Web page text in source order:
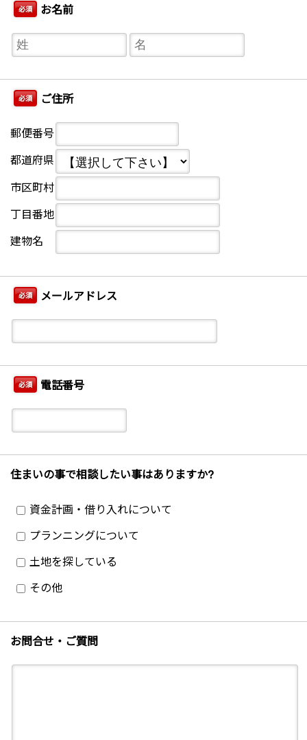
必須 お名前
必須 ご住所
郵便番号
都道府県
市区町村
丁目番地
建物名
必須 メールアドレス
必須 電話番号
住まいの事で相談したい事はありますか?
資金計画・借り入れについて
プランニングについて
土地を探している
その他
お問合せ・ご質問